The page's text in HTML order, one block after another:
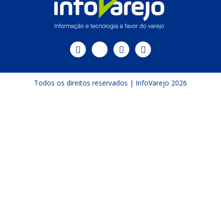
Todos os direitos reservados | InfoVarejo 2026